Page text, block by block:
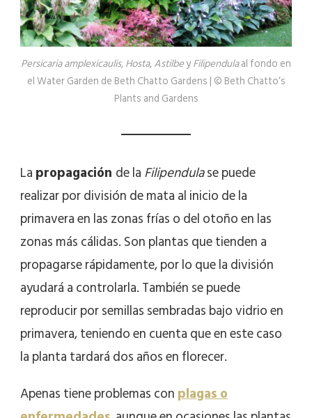
Persicaria amplexicaulis,Hosta,AstilbeyFilipendulaal fondo en
el Water Garden de Beth Chatto Gardens | © Beth Chatto’s
Plants and Gardens
Lapropagación de laFilipendulase puede
realizar por división de mata al inicio de la
primavera en las zonas frías o del otoño en las
zonas más cálidas. Son plantas que tienden a
propagarse rápidamente, por lo que la división
ayudará a controlarla. También se puede
reproducir por semillas sembradas bajo vidrio en
primavera, teniendo en cuenta que en este caso
la planta tardará dos años en florecer.
Apenas tiene problemas conplagas o